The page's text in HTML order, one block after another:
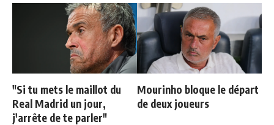
"Si tu mets le maillot du
Real Madrid un jour,
j'arrête de te parler"
Mourinho bloque le départ
de deux joueurs